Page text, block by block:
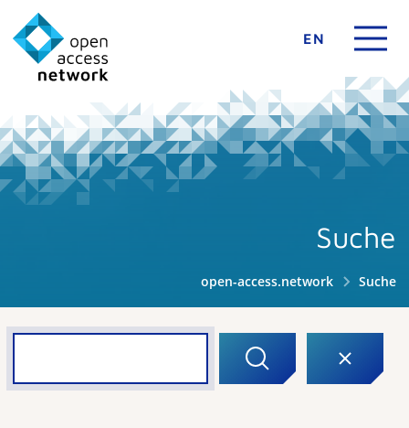
EN
Suche
open-access.network Suche